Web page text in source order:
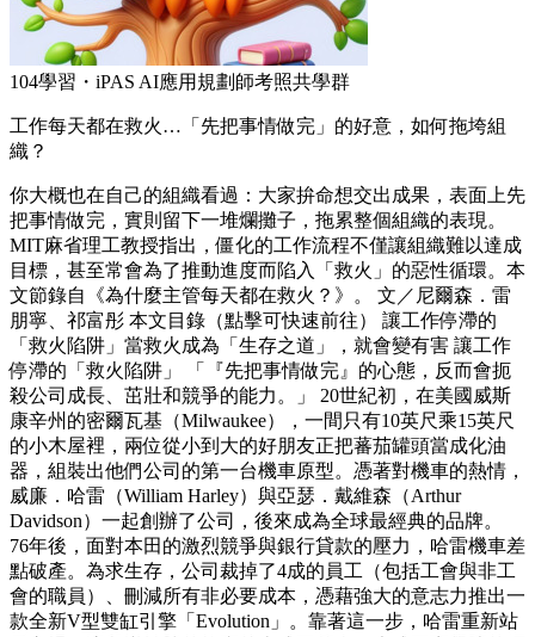
104學習・iPAS AI應用規劃師考照共學群
工作每天都在救火…「先把事情做完」的好意，如何拖垮組
織？
你大概也在自己的組織看過：大家拚命想交出成果，表面上先
把事情做完，實則留下一堆爛攤子，拖累整個組織的表現。
MIT麻省理工教授指出，僵化的工作流程不僅讓組織難以達成
目標，甚至常會為了推動進度而陷入「救火」的惡性循環。本
文節錄自《為什麼主管每天都在救火？》。 文／尼爾森．雷
朋寧、祁富彤 本文目錄（點擊可快速前往） 讓工作停滯的
「救火陷阱」當救火成為「生存之道」，就會變有害 讓工作
停滯的「救火陷阱」 「『先把事情做完』的心態，反而會扼
殺公司成長、茁壯和競爭的能力。」 20世紀初，在美國威斯
康辛州的密爾瓦基（Milwaukee），一間只有10英尺乘15英尺
的小木屋裡，兩位從小到大的好朋友正把蕃茄罐頭當成化油
器，組裝出他們公司的第一台機車原型。憑著對機車的熱情，
威廉．哈雷（William Harley）與亞瑟．戴維森（Arthur
Davidson）一起創辦了公司，後來成為全球最經典的品牌。
76年後，面對本田的激烈競爭與銀行貸款的壓力，哈雷機車差
點破產。為求生存，公司裁掉了4成的員工（包括工會與非工
會的職員）、刪減所有非必要成本，憑藉強大的意志力推出一
款全新V型雙缸引擎「Evolution」。靠著這一步，哈雷重新站